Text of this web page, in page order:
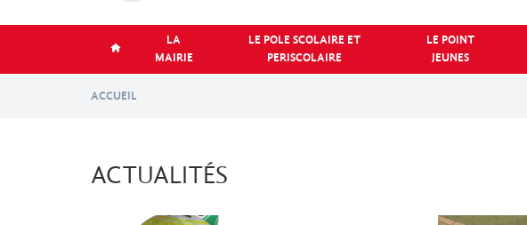
LA
MAIRIE
LE POLE SCOLAIRE ET
PERISCOLAIRE
LE POINT
JEUNES
ACCUEIL
ACTUALITÉS